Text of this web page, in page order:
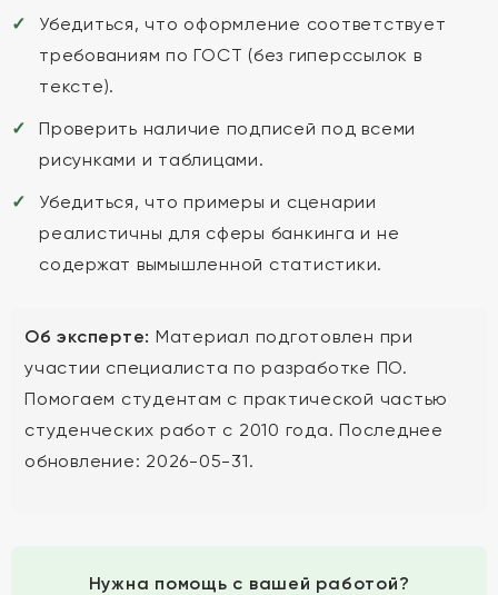
Убедиться, что оформление соответствует
требованиям по ГОСТ (без гиперссылок в
тексте).
Проверить наличие подписей под всеми
рисунками и таблицами.
Убедиться, что примеры и сценарии
реалистичны для сферы банкинга и не
содержат вымышленной статистики.
Об эксперте: Материал подготовлен при
участии специалиста по разработке ПО.
Помогаем студентам с практической частью
студенческих работ с 2010 года. Последнее
обновление: 2026-05-31.
Нужна помощь с вашей работой?